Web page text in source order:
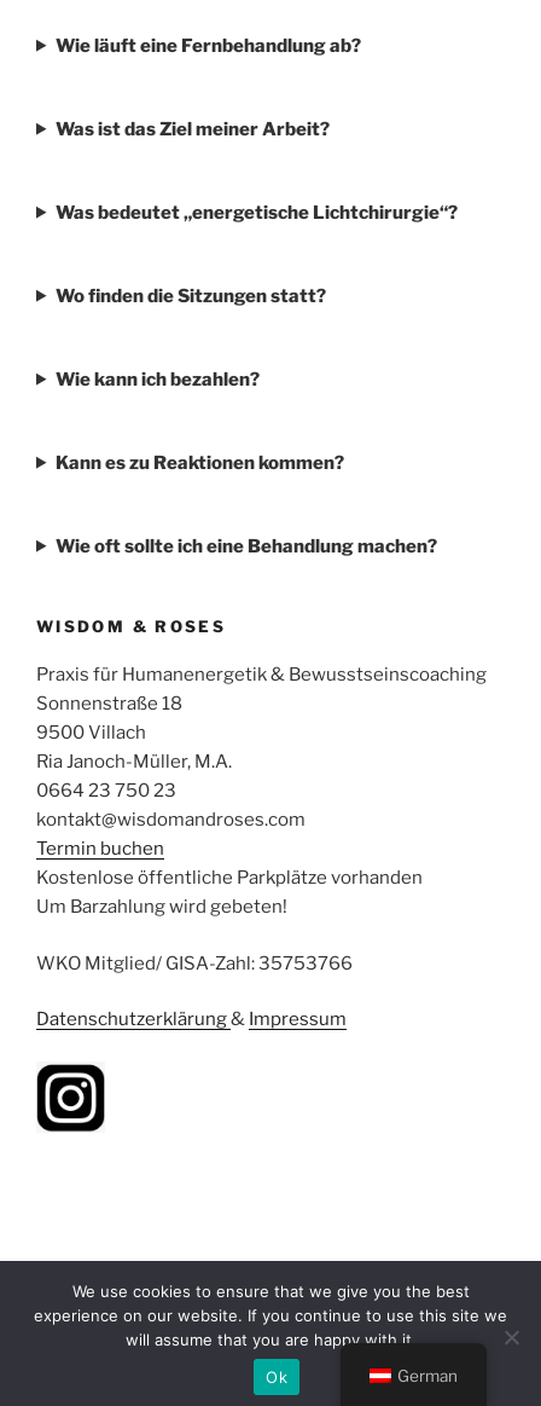
Wie läuft eine Fernbehandlung ab?
Was ist das Ziel meiner Arbeit?
Was bedeutet „energetische Lichtchirurgie“?
Wo finden die Sitzungen statt?
Wie kann ich bezahlen?
Kann es zu Reaktionen kommen?
Wie oft sollte ich eine Behandlung machen?
WISDOM & ROSES
Praxis für Humanenergetik & Bewusstseinscoaching
Sonnenstraße 18
9500 Villach
Ria Janoch-Müller, M.A.
0664 23 750 23
kontakt@wisdomandroses.com
Termin buchen
Kostenlose öffentliche Parkplätze vorhanden
Um Barzahlung wird gebeten!
WKO Mitglied/ GISA-Zahl: 35753766
Datenschutzerklärung& Impressum
Stolz präsentiert von WordPress
German
We use cookies to ensure that we give you the best
experience on our website. If you continue to use this site we
will assume that you are happy with it.
Ok